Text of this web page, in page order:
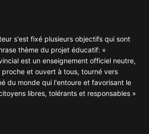
s'est fixé plusieurs objectifs qui sont
thème du projet éducatif: «
est un enseignement officiel neutre,
et ouvert à tous, tourné vers
du monde qui l'entoure et favorisant le
libres, tolérants et responsables »